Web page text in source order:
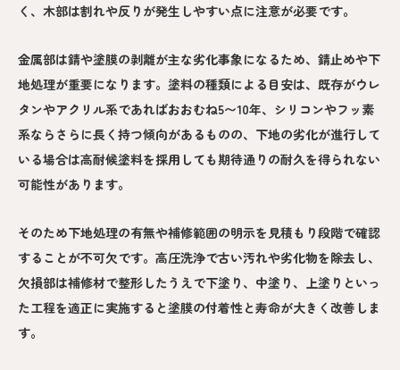
く、木部は割れや反りが発生しやすい点に注意が必要です。
金属部は錆や塗膜の剥離が主な劣化事象になるため、錆止めや下
地処理が重要になります。塗料の種類による目安は、既存がウレ
タンやアクリル系であればおおむね5〜10年、シリコンやフッ素
系ならさらに長く持つ傾向があるものの、下地の劣化が進行して
いる場合は高耐候塗料を採用しても期待通りの耐久を得られない
可能性があります。
そのため下地処理の有無や補修範囲の明示を見積もり段階で確認
することが不可欠です。高圧洗浄で古い汚れや劣化物を除去し、
欠損部は補修材で整形したうえで下塗り、中塗り、上塗りといっ
た工程を適正に実施すると塗膜の付着性と寿命が大きく改善しま
す。